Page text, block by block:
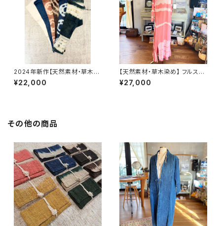
2024年新作【天然素材・草木染
め】Noragi pants ヘンプコッ
トン
¥22,000
【天然素材・草木染め】 フルスリ
ーブワンピース バンブー
¥27,000
その他の商品